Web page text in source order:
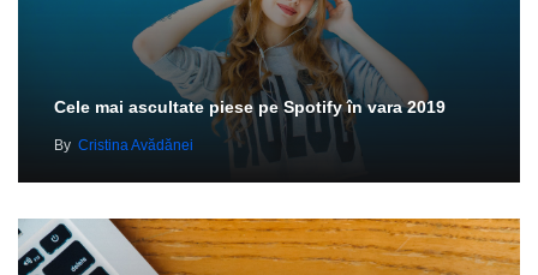
Cele mai ascultate piese pe Spotify în vara 2019
By Cristina Avădănei